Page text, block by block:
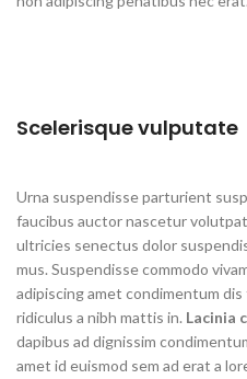
Scelerisque vulputate
Urna suspendisse parturient
faucibus auctor nascetur
ultricies senectus dolor
mus. Suspendisse commodo
adipiscing amet condimentum
ridiculus a nibh mattis in. Lacinia
dapibus ad dignissim
amet id euismod sem ad erat a